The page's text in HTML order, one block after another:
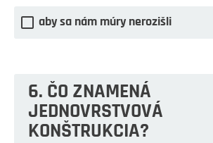
aby sa nám múry nerozišli
6. ČO ZNAMENÁ
JEDNOVRSTVOVÁ
KONŠTRUKCIA?